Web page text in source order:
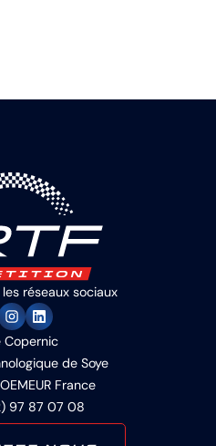
réseaux sociaux
Copernic
de Soye
France
97 87 07 08